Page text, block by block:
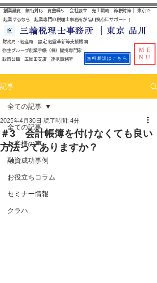
財務局・経産局 認定 経営革新等支援機関
​ 弥生グループ創業手帳（株）提携専門家
政策公庫 五反田支店 連携事務所
創業融資 銀行対応 資金繰り 会社設立 売上戦略 節税対策｜ 東京で
起業するなら 起業専門の税理士事務所が品川拠点にサポート！
三輪税理士事務所 ｜東京 品川
無料相談はこちら
ME
NU
記事
全ての記事
お客様の声
融資成功事例
お役立ちコラム
セミナー情報
クラハ
全ての記事
＃3 会計帳簿を付けなくても良い
方法ってありますか？
2025年4月30日 読了時間: 4分